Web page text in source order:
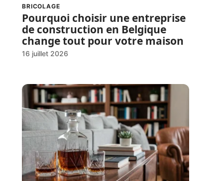
BRICOLAGE
Pourquoi choisir une entreprise
de construction en Belgique
change tout pour votre maison
16 juillet 2026